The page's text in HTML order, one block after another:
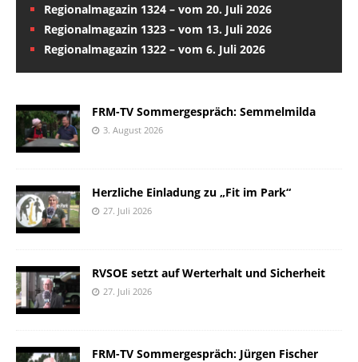
Regionalmagazin 1324 – vom 20. Juli 2026
Regionalmagazin 1323 – vom 13. Juli 2026
Regionalmagazin 1322 – vom 6. Juli 2026
FRM-TV Sommergespräch: Semmelmilda
3. August 2026
Herzliche Einladung zu „Fit im Park“
27. Juli 2026
RVSOE setzt auf Werterhalt und Sicherheit
27. Juli 2026
FRM-TV Sommergespräch: Jürgen Fischer